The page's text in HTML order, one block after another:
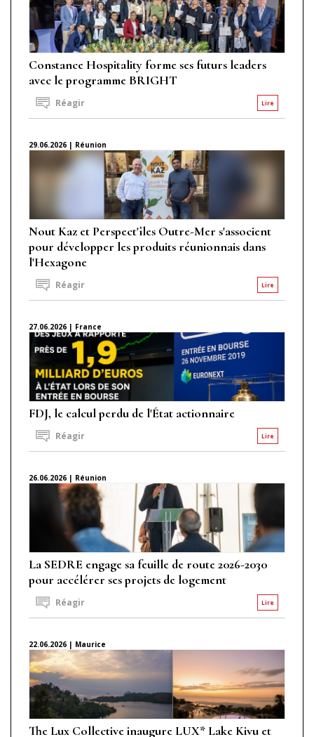
Constance Hospitality forme ses futurs leaders
avec le programme BRIGHT
Lire
Réagir
29.06.2026 | Réunion
Nout Kaz et Perspect'îles Outre-Mer s'associent
pour développer les produits réunionnais dans
l'Hexagone
Lire
Réagir
27.06.2026 | France
FDJ, le calcul perdu de l'État actionnaire
Lire
Réagir
26.06.2026 | Réunion
La SEDRE engage sa feuille de route 2026-2030
pour accélérer ses projets de logement
Lire
Réagir
22.06.2026 | Maurice
The Lux Collective inaugure LUX* Lake Kivu et